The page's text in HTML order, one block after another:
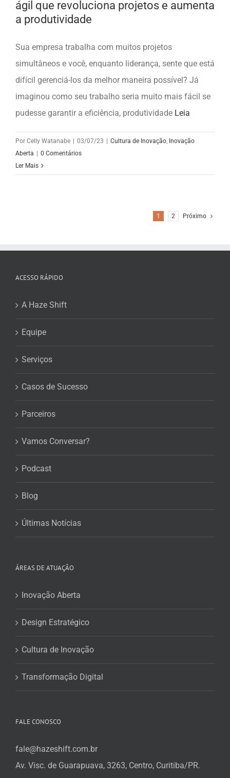
ágil que revoluciona projetos e aumenta
a produtividade
Sua empresa trabalha com muitos projetos
simultâneos e você, enquanto liderança, sente que está
difícil gerenciá-los da melhor maneira possível? Já
imaginou como seu trabalho seria muito mais fácil se
pudesse garantir a eficiência, produtividade Leia
Por Celly Watanabe | 03/07/23 | Cultura de Inovação Inovação
Aberta | 0 Comentários
Ler Mais
1 2 Próximo
ACESSO RÁPIDO
A Haze Shift
Equipe
Serviços
Casos de Sucesso
Parceiros
Vamos Conversar?
Podcast
Blog
Últimas Notícias
ÁREAS DE ATUAÇÃO
Inovação Aberta
Design Estratégico
Cultura de Inovação
Transformação Digital
FALE CONOSCO
fale@hazeshift.com.br
Av. Visc. de Guarapuava, 3263, Centro, Curitiba/PR.